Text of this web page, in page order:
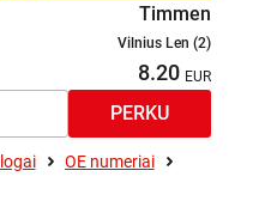
Timmen
Vilnius Len (2)
8.20
OE numeriai